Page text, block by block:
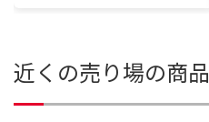
近くの売り場の商品